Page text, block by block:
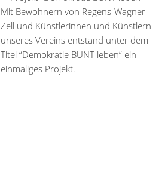
Mit Bewohnern von Regens-Wagner
Zell und Künstlerinnen und Künstlern
unseres Vereins entstand unter dem
Titel “Demokratie BUNT leben” ein
einmaliges Projekt.